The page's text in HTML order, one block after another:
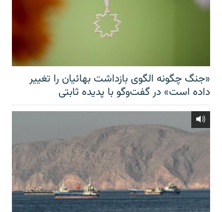
«جنگ چگونه الگوی بازداشت بهائیان را تغییر
داده است» در گفت‌وگو با پدیده ثابتی